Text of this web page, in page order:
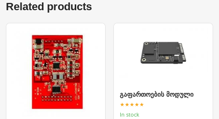
Related products
გაფართოების მოდული
★★★★★
In stock